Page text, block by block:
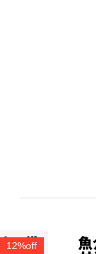
12%off